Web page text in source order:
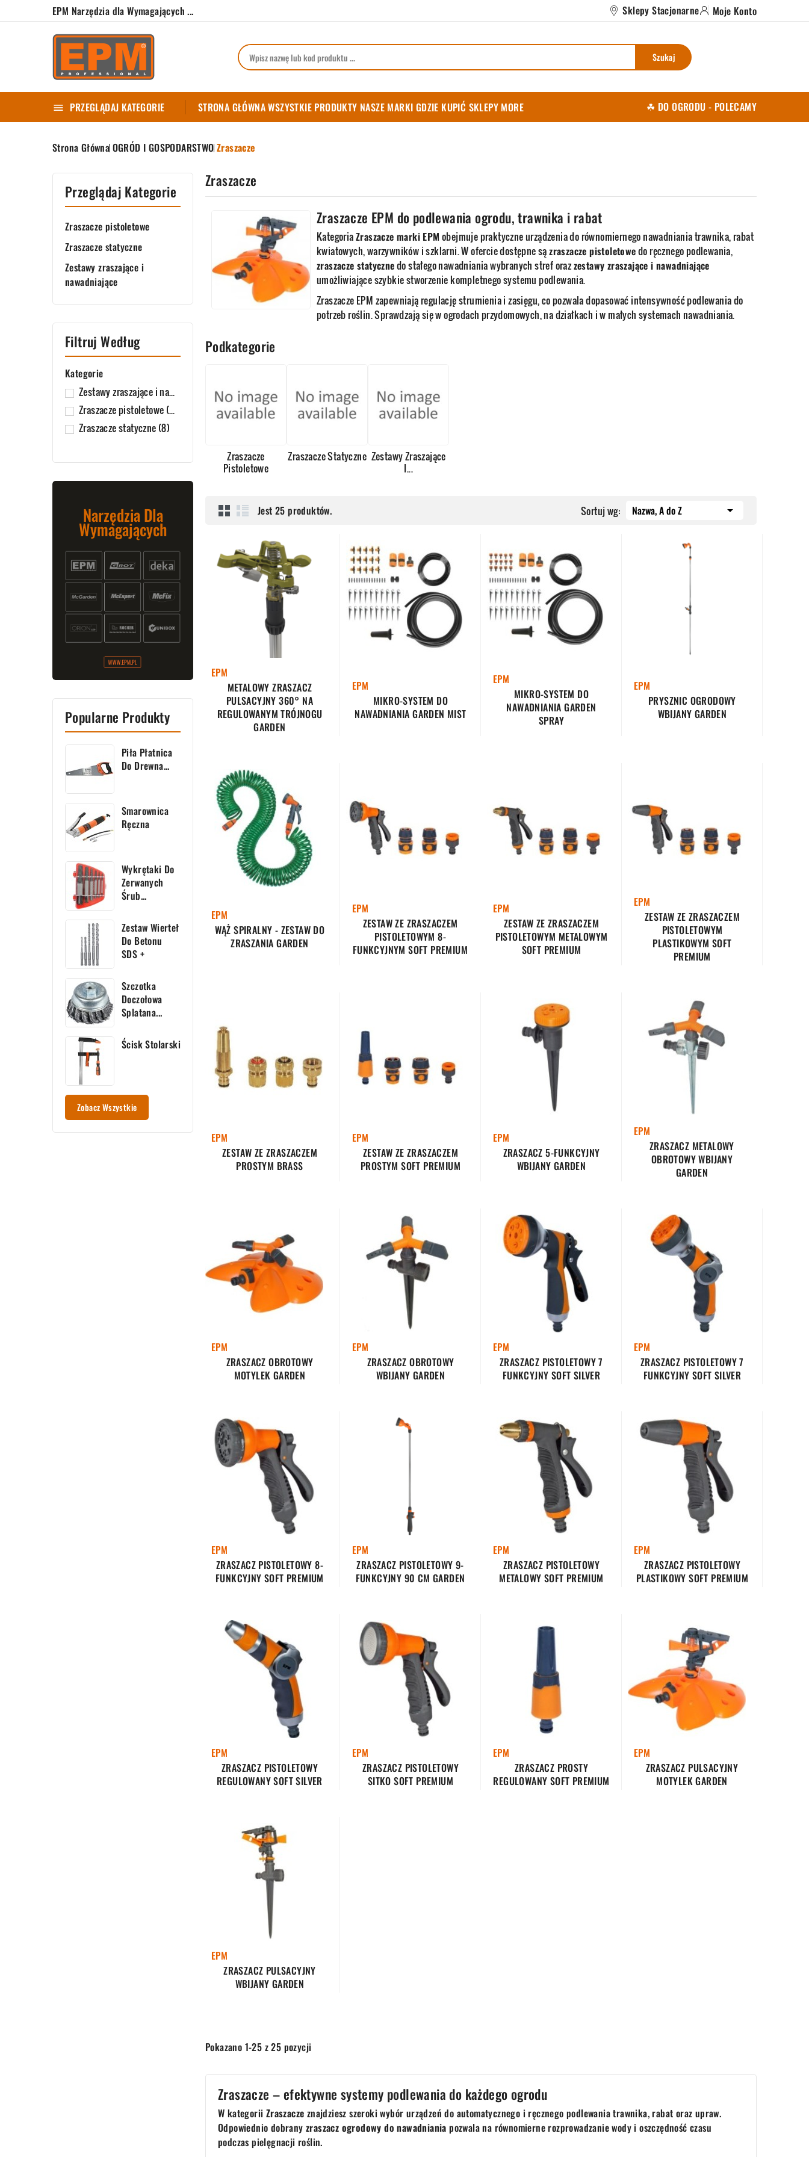
EPM Narzędzia dla Wymagających ... Sklepy Stacjonarne Moje Konto
Szukaj
 PRZEGLĄDAJ KATEGORIE STRONA GŁÓWNAWSZYSTKIE PRODUKTY NASZE MARKI GDZIE KUPIĆ SKLEPY MORE ☘ DO OGRODU - POLECAMY
Strona Główna OGRÓD I GOSPODARSTWOZraszacze
Przeglądaj Kategorie
Zraszacze pistoletowe
Zraszacze statyczne
Zestawy zraszające i
nawadniające
Filtruj Według
Kategorie
Zestawy zraszające i nawadniające
(8)
Zraszacze pistoletowe (9)
Zraszacze statyczne (8)
Narzędzia Dla
Wymagających
Popularne Produkty
Piła Płatnica
Do Drewna...
Smarownica
Ręczna
Wykrętaki Do
Zerwanych
Śrub...
Zestaw Wierteł
Do Betonu
SDS +
Szczotka
Doczołowa
Splatana...
Ścisk Stolarski
Zobacz Wszystkie
Zraszacze
Zraszacze EPM do podlewania ogrodu, trawnika i rabat
KategoriaZraszacze marki EPMobejmuje praktyczne urządzenia do równomiernego nawadniania trawnika, rabat
kwiatowych, warzywników i szklarni. W ofercie dostępne sązraszacze pistoletowedo ręcznego podlewania,
zraszacze statycznedo stałego nawadniania wybranych stref orazzestawy zraszające i nawadniające
umożliwiające szybkie stworzenie kompletnego systemu podlewania.
Zraszacze EPM zapewniają regulację strumienia i zasięgu, co pozwala dopasować intensywność podlewania do
potrzeb roślin. Sprawdzają się w ogrodach przydomowych, na działkach i w małych systemach nawadniania.
Podkategorie
Zraszacze
Pistoletowe
Zraszacze Statyczne Zestawy Zraszające
I...
Jest 25 produktów. Sortuj wg: Nazwa, A do Z 
EPM
METALOWY ZRASZACZ
PULSACYJNY 360° NA
REGULOWANYM TRÓJNOGU
GARDEN
EPM
MIKRO-SYSTEM DO
NAWADNIANIA GARDEN MIST
EPM
MIKRO-SYSTEM DO
NAWADNIANIA GARDEN
SPRAY
EPM
PRYSZNIC OGRODOWY
WBIJANY GARDEN
EPM
WĄŻ SPIRALNY - ZESTAW DO
ZRASZANIA GARDEN
EPM
ZESTAW ZE ZRASZACZEM
PISTOLETOWYM 8-
FUNKCYJNYM SOFT PREMIUM
EPM
ZESTAW ZE ZRASZACZEM
PISTOLETOWYM METALOWYM
SOFT PREMIUM
EPM
ZESTAW ZE ZRASZACZEM
PISTOLETOWYM
PLASTIKOWYM SOFT
PREMIUM
EPM
ZESTAW ZE ZRASZACZEM
PROSTYM BRASS
EPM
ZESTAW ZE ZRASZACZEM
PROSTYM SOFT PREMIUM
EPM
ZRASZACZ 5-FUNKCYJNY
WBIJANY GARDEN
EPM
ZRASZACZ METALOWY
OBROTOWY WBIJANY
GARDEN
EPM
ZRASZACZ OBROTOWY
MOTYLEK GARDEN
EPM
ZRASZACZ OBROTOWY
WBIJANY GARDEN
EPM
ZRASZACZ PISTOLETOWY 7
FUNKCYJNY SOFT SILVER
EPM
ZRASZACZ PISTOLETOWY 7
FUNKCYJNY SOFT SILVER
EPM
ZRASZACZ PISTOLETOWY 8-
FUNKCYJNY SOFT PREMIUM
EPM
ZRASZACZ PISTOLETOWY 9-
FUNKCYJNY 90 CM GARDEN
EPM
ZRASZACZ PISTOLETOWY
METALOWY SOFT PREMIUM
EPM
ZRASZACZ PISTOLETOWY
PLASTIKOWY SOFT PREMIUM
EPM
ZRASZACZ PISTOLETOWY
REGULOWANY SOFT SILVER
EPM
ZRASZACZ PISTOLETOWY
SITKO SOFT PREMIUM
EPM
ZRASZACZ PROSTY
REGULOWANY SOFT PREMIUM
EPM
ZRASZACZ PULSACYJNY
MOTYLEK GARDEN
EPM
ZRASZACZ PULSACYJNY
WBIJANY GARDEN
Pokazano 1-25 z 25 pozycji
Zraszacze – efektywne systemy podlewania do każdego ogrodu
W kategorii Zraszacze znajdziesz szeroki wybór urządzeń do automatycznego i ręcznego podlewania trawnika, rabat oraz upraw.
Odpowiednio dobrany zraszacz ogrodowy do nawadniania pozwala na równomierne rozprowadzanie wody i oszczędność czasu
podczas pielęgnacji roślin.